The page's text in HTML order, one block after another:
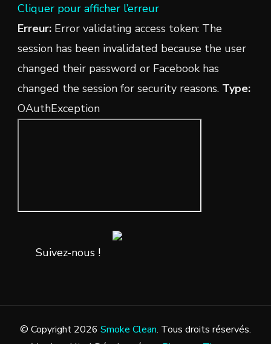
Cliquer pour afficher l’erreur
Erreur: Error validating access token: The
session has been invalidated because the user
changed their password or Facebook has
changed the session for security reasons. Type:
OAuthException
Suivez-nous !
© Copyright 2026 Smoke Clean. Tous droits réservés.